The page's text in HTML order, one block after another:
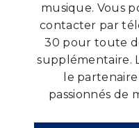
musique. Vous
contacter par
30 pour toute
supplémentaire.
le
passionnés de